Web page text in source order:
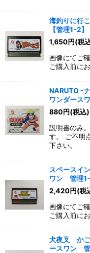
海釣りに行
【管理1-2】
1,650円(税
画像にてご
ご購入前に
NARUTO -
ワンダース
880円(税込)
説明書のみ
す。 ご不明
下さい。
スペースイ
ワン 管理
2,420円(税
画像にてご
ご購入前に
犬夜叉 か
ースワン